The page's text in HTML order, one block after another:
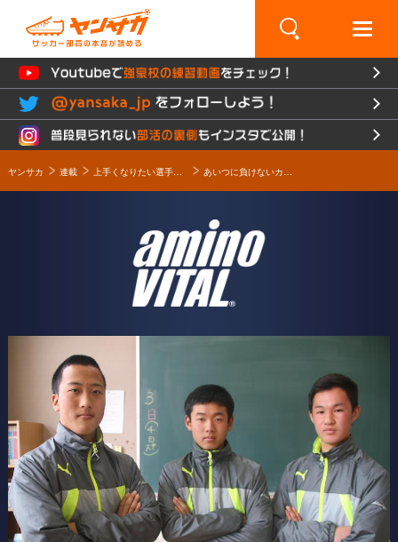
ヤンサカ 連載 上手くなりたい選手必見！コンディショニングとカラダづくりの秘訣とは!? Presented by amino VITAL あいつに負けないカラダをつくるコツ～上田西高校サッカー部編～